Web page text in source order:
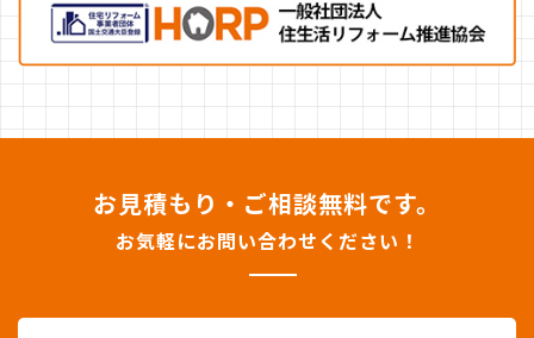
お見積もり・ご相談無料です。
お気軽にお問い合わせください！